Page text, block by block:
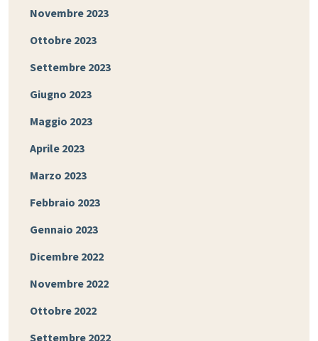
Novembre 2023
Ottobre 2023
Settembre 2023
Giugno 2023
Maggio 2023
Aprile 2023
Marzo 2023
Febbraio 2023
Gennaio 2023
Dicembre 2022
Novembre 2022
Ottobre 2022